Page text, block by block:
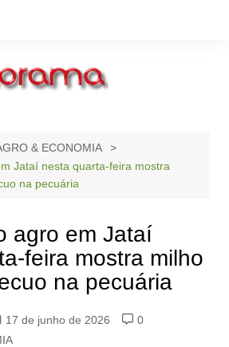
& ECONOMIA
Jataí nesta quarta-feira mostra
na pecuária
agro em Jataí
feira mostra milho
na pecuária
17 de junho de 2026
0